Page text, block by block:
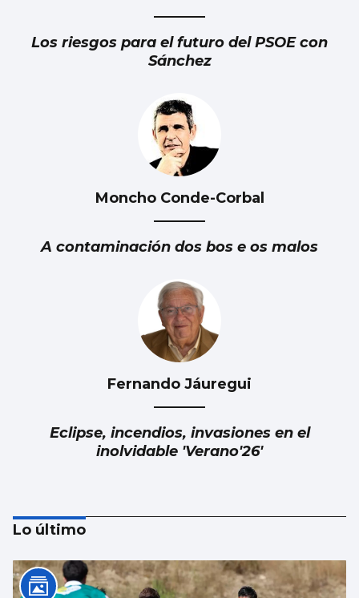
Los riesgos para el futuro del PSOE con
Sánchez
Moncho Conde-Corbal
A contaminación dos bos e os malos
Fernando Jáuregui
Eclipse, incendios, invasiones en el
inolvidable 'Verano'26'
Alberto Barciela
Lo último